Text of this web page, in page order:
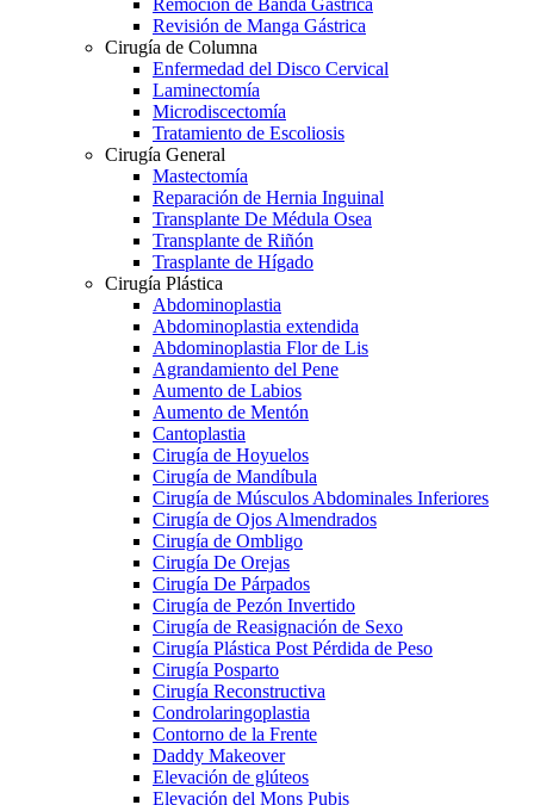
Revisión de Manga Gástrica
Cirugía de Columna
Enfermedad del Disco Cervical
Laminectomía
Microdiscectomía
Tratamiento de Escoliosis
Cirugía General
Mastectomía
Reparación de Hernia Inguinal
Transplante De Médula Osea
Transplante de Riñón
Trasplante de Hígado
Cirugía Plástica
Abdominoplastia
Abdominoplastia extendida
Abdominoplastia Flor de Lis
Agrandamiento del Pene
Aumento de Labios
Aumento de Mentón
Cantoplastia
Cirugía de Hoyuelos
Cirugía de Mandíbula
Cirugía de Músculos Abdominales Inferiores
Cirugía de Ojos Almendrados
Cirugía de Ombligo
Cirugía De Orejas
Cirugía De Párpados
Cirugía de Pezón Invertido
Cirugía de Reasignación de Sexo
Cirugía Plástica Post Pérdida de Peso
Cirugía Posparto
Cirugía Reconstructiva
Condrolaringoplastia
Contorno de la Frente
Daddy Makeover
Elevación de glúteos
Elevación del Mons Pubis